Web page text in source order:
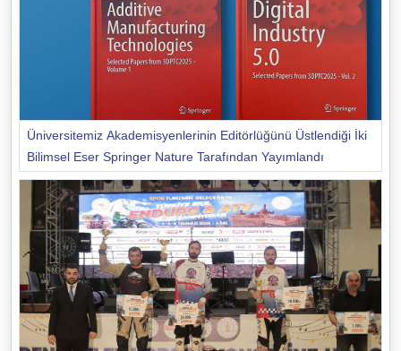
Üniversitemiz Akademisyenlerinin Editörlüğünü Üstlendiği İki
Bilimsel Eser Springer Nature Tarafından Yayımlandı